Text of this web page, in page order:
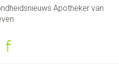
Apotheker van